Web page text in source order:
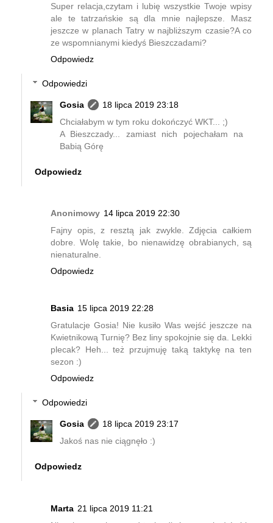
Super relacja,czytam i lubię wszystkie Twoje wpisy
ale te tatrzańskie są dla mnie najlepsze. Masz
jeszcze w planach Tatry w najbliższym czasie?A co
ze wspomnianymi kiedyś Bieszczadami?
Odpowiedz
Odpowiedzi
Gosia
18 lipca 2019 23:18
Chciałabym w tym roku dokończyć WKT... ;)
A Bieszczady... zamiast nich pojechałam na
Babią Górę
Odpowiedz
Anonimowy 14 lipca 2019 22:30
Fajny opis, z resztą jak zwykle. Zdjęcia całkiem
dobre. Wolę takie, bo nienawidzę obrabianych, są
nienaturalne.
Odpowiedz
Basia 15 lipca 2019 22:28
Gratulacje Gosia! Nie kusiło Was wejść jeszcze na
Kwietnikową Turnię? Bez liny spokojnie się da. Lekki
plecak? Heh... też przujmuję taką taktykę na ten
sezon :)
Odpowiedz
Odpowiedzi
Gosia
18 lipca 2019 23:17
Jakoś nas nie ciągnęło :)
Odpowiedz
Marta 21 lipca 2019 11:21